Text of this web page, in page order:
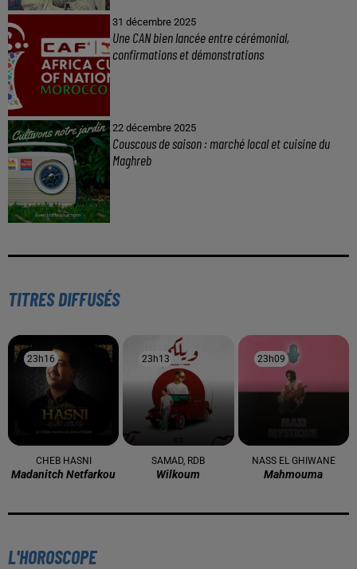
31 décembre 2025
Une CAN bien lancée entre cérémonial,
confirmations et démonstrations
22 décembre 2025
Couscous de saison : marché local et cuisine du
Maghreb
TITRES DIFFUSÉS
23h16
23h16
CHEB HASNI
Madanitch Netfarkou
23h13
23h13
SAMAD, RDB
Wilkoum
23h09
23h09
NASS EL GHIWANE
Mahmouma
L'HOROSCOPE